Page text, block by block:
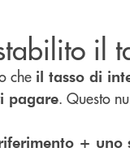
il
che il tasso di
pagare. Questo
+ uno